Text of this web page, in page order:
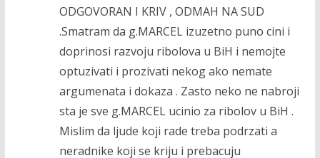
ODGOVORAN I KRIV , ODMAH NA SUD
.Smatram da g.MARCEL izuzetno puno cini i
doprinosi razvoju ribolova u BiH i nemojte
optuzivati i prozivati nekog ako nemate
argumenata i dokaza . Zasto neko ne nabroji
sta je sve g.MARCEL ucinio za ribolov u BiH .
Mislim da ljude koji rade treba podrzati a
neradnike koji se kriju i prebacuju